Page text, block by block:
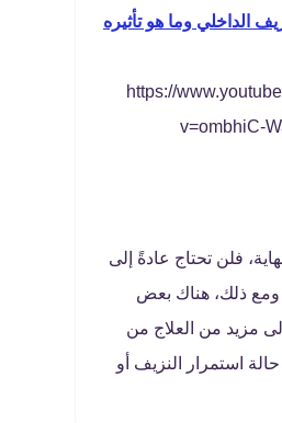
الداخلي وما هو تأثيره
[embed]https://
v=ombhiC-
فلن تحتاج عادةً إلى
ومع ذلك، هناك بعض
مزيد من العلاج من
استمرار النزيف أو